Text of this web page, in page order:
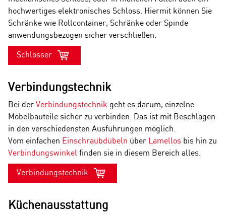
hochwertiges elektronisches Schloss. Hiermit können Sie
Schränke wie Rollcontainer, Schränke oder Spinde
anwendungsbezogen sicher verschließen.
Schlösser
Verbindungstechnik
Bei der Verbindungstechnik geht es darum, einzelne
Möbelbauteile sicher zu verbinden. Das ist mit Beschlägen
in den verschiedensten Ausführungen möglich.
Vom einfachen Einschraubdübeln über Lamellos bis hin zu
Verbindungswinkel finden sie in diesem Bereich alles.
Verbindungstechnik
Küchenausstattung